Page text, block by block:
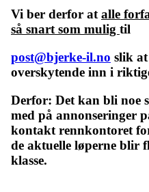
Vi ber derfor atalle
så snart som mulig til
post@bjerke-il.no slik
overskytende inn i
Derfor: Det kan bli noe
med på annonseringer
kontakt rennkontoret
de aktuelle løperne
klasse.